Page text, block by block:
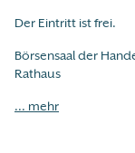
Der Eintritt ist frei.
Börsensaal der
Rathaus
... mehr